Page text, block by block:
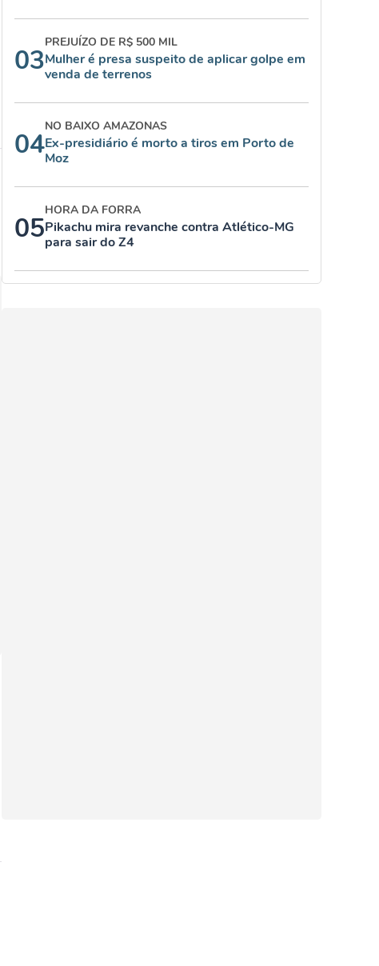
03
PREJUÍZO DE R$ 500 MIL
Mulher é presa suspeito de aplicar golpe em
venda de terrenos
04
NO BAIXO AMAZONAS
Ex-presidiário é morto a tiros em Porto de
Moz
05
HORA DA FORRA
Pikachu mira revanche contra Atlético-MG
para sair do Z4